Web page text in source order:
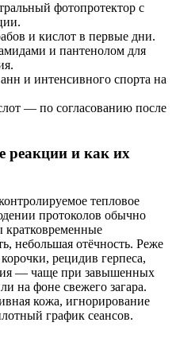
фотопротектор с
и кислот в первые дни.
и пантенолом для
и интенсивного спорта на
— по согласованию после
реакции и как их
тепловое
протоколов обычно
небольшая отёчность. Реже
рецидив герпеса,
— чаще при завышенных
на фоне свежего загара.
кожа, игнорирование
график сеансов.